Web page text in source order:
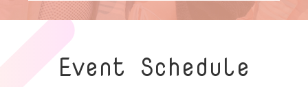
Event Schedule